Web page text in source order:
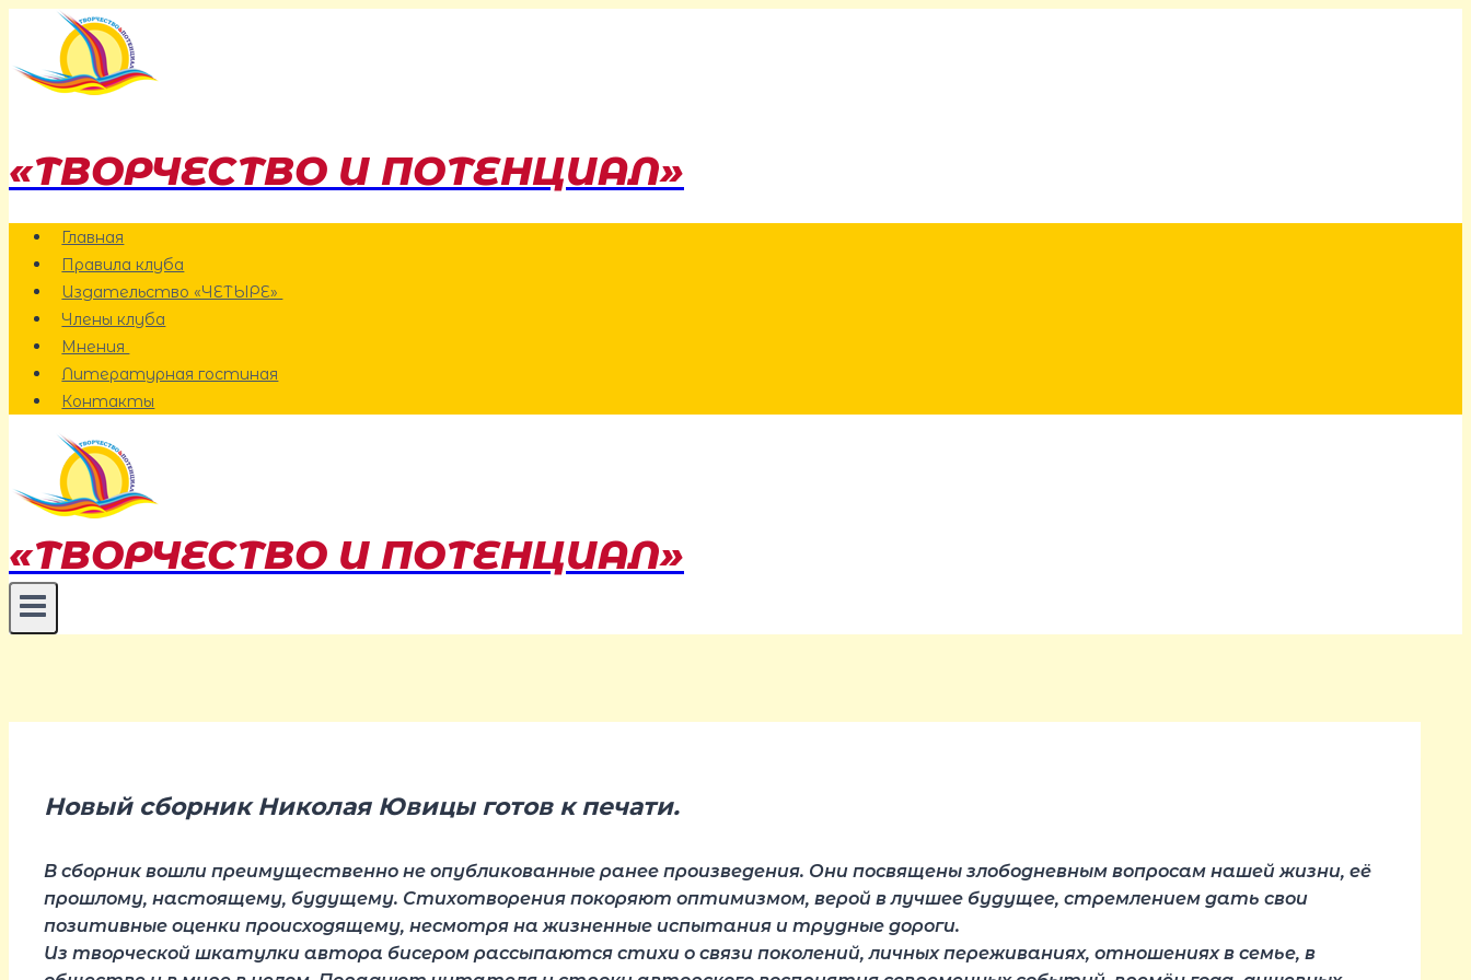
Перейти
содержанию
«ТВОРЧЕСТВО И ПОТЕНЦИАЛ»
Главная
Правила клуба
Издательство «ЧЕТЫРЕ»
Члены клуба
Мнения
Литературная гостиная
Контакты
«ТВОРЧЕСТВО И ПОТЕНЦИАЛ»
Новый сборник Николая Ювицы готов к печати.
В сборник вошли преимущественно не опубликованные ранее произведения. Они посвящены злободневным вопросам нашей жизни, её
прошлому, настоящему, будущему. Стихотворения покоряют оптимизмом, верой в лучшее будущее, стремлением дать свои
позитивные оценки происходящему, несмотря на жизненные испытания и трудные дороги.
Из творческой шкатулки автора бисером рассыпаются стихи о связи поколений, личных переживаниях, отношениях в семье, в